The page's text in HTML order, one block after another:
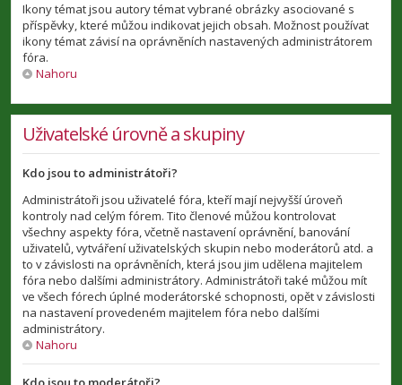
Ikony témat jsou autory témat vybrané obrázky asociované s
příspěvky, které můžou indikovat jejich obsah. Možnost používat
ikony témat závisí na oprávněních nastavených administrátorem
fóra.
Nahoru
Uživatelské úrovně a skupiny
Kdo jsou to administrátoři?
Administrátoři jsou uživatelé fóra, kteří mají nejvyšší úroveň
kontroly nad celým fórem. Tito členové můžou kontrolovat
všechny aspekty fóra, včetně nastavení oprávnění, banování
uživatelů, vytváření uživatelských skupin nebo moderátorů atd. a
to v závislosti na oprávněních, která jsou jim udělena majitelem
fóra nebo dalšími administrátory. Administrátoři také můžou mít
ve všech fórech úplné moderátorské schopnosti, opět v závislosti
na nastavení provedeném majitelem fóra nebo dalšími
administrátory.
Nahoru